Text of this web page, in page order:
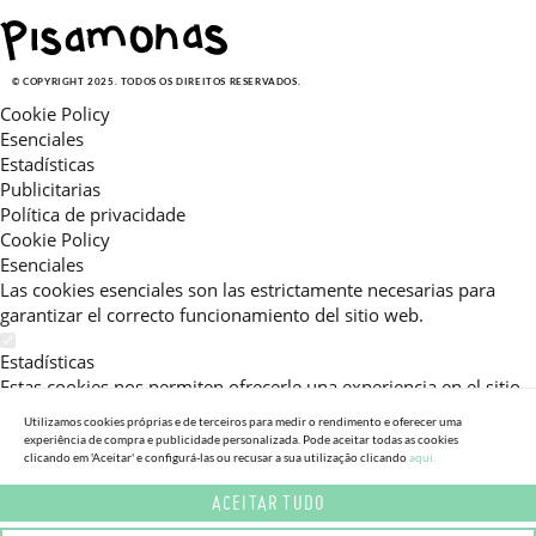
© COPYRIGHT 2025. TODOS OS DIREITOS RESERVADOS.
Cookie Policy
Esenciales
Estadísticas
Publicitarias
Política de privacidade
Cookie Policy
Esenciales
Las cookies esenciales son las estrictamente necesarias para
garantizar el correcto funcionamiento del sitio web.
Estadísticas
Estas cookies nos permiten ofrecerle una experiencia en el sitio
adaptada a su navegación (recomendaciones de producto
personalizadas, énfasis en categorías frecuentemente
consultadas, etc).Al activar esta cookie, nos ayuda a mejorar aún
más su experiencia.
Utilizamos cookies próprias e de terceiros para medir o rendimento e oferecer uma
experiência de compra e publicidade personalizada. Pode aceitar todas as cookies
clicando em 'Aceitar' e configurá-las ou recusar a sua utilização clicandoaqui.
ACEITAR TUDO